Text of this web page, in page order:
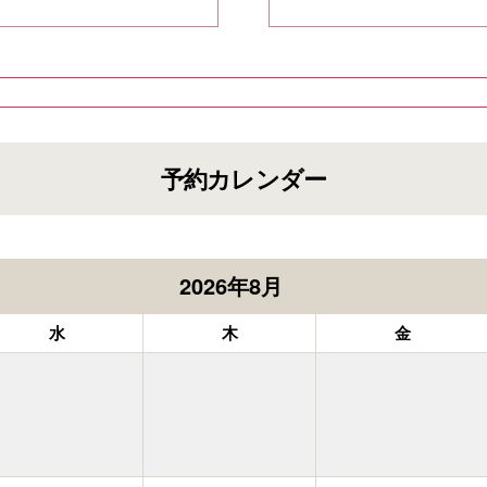
予約カレンダー
2026年8月
水 木 金